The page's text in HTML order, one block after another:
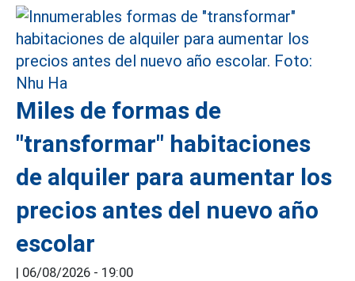
Miles de formas de
"transformar" habitaciones
de alquiler para aumentar los
precios antes del nuevo año
escolar
| 06/08/2026 - 19:00